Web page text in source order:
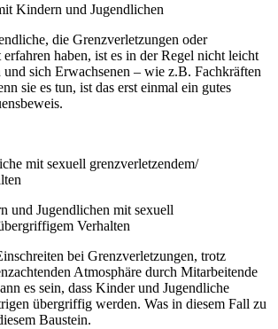
Kindern und Jugendlichen
die Grenzverletzungen oder
haben, ist es in der Regel nicht leicht
und sich Erwachsenen – wie z.B. Fachkräften
sie es tun, ist das erst einmal ein gutes
mit sexuell grenzverletzendem/
und Jugendlichen mit sexuell
Verhalten
bei Grenzverletzungen, trotz
Atmosphäre durch Mitarbeitende
es sein, dass Kinder und Jugendliche
übergriffig werden. Was in diesem Fall zu
Baustein.